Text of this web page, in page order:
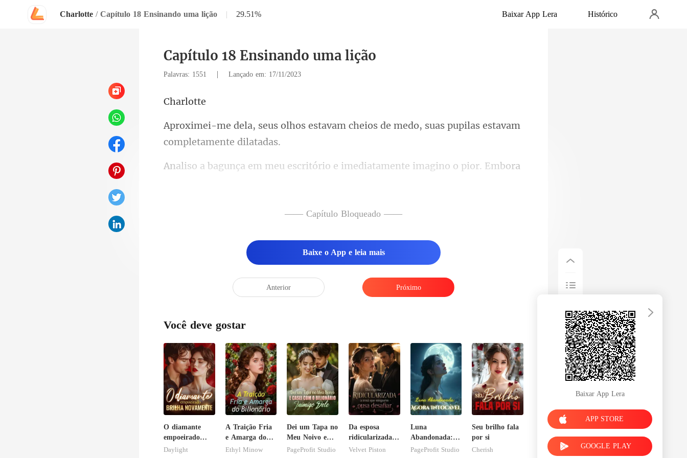
Charlotte / Capítulo 18 Ensinando uma lição | 29.51% Baixar App Lera Histórico
Capítulo 18 Ensinando uma lição
Palavras: 1551 | Lançado em: 17/11/2023
rlo
avam cheios de medo, suas pupilas
ino o pior. Embora
e você simplesmente não
—— Capítulo Bloqueado ——
Baixe o App e leia mais
Anterior Próximo
Você deve gostar
O diamante
empoeirado
brilha
Daylight
A Traição Fria
e Amarga do
Bilionário
Ethyl Minow
Dei um Tapa no
Meu Noivo e
Casei com o
PageProfit Studio
Da esposa
ridicularizada à
irmã que
Velvet Piston
Luna
Abandonada:
Agora Intocável
PageProfit Studio
Seu brilho fala
por si
Cherish
Baixar App Lera
APP STORE
GOOGLE PLAY